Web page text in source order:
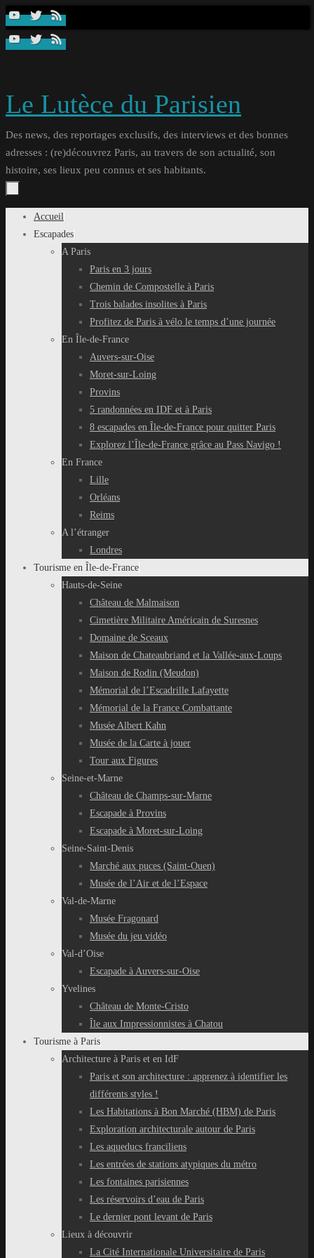
Passer
contenu
Le Lutèce du Parisien
Des news, des reportages exclusifs, des interviews et des bonnes
adresses : (re)découvrez Paris, au travers de son actualité, son
histoire, ses lieux peu connus et ses habitants.
Passer
Accueil
Escapades
A Paris
Paris en 3 jours
Chemin de Compostelle à Paris
Trois balades insolites à Paris
Profitez de Paris à vélo le temps d’une journée
En Île-de-France
Auvers-sur-Oise
Moret-sur-Loing
Provins
5 randonnées en IDF et à Paris
8 escapades en Île-de-France pour quitter Paris
Explorez l’Île-de-France grâce au Pass Navigo !
En France
Lille
Orléans
Reims
A l’étranger
Londres
Tourisme en Île-de-France
Hauts-de-Seine
Château de Malmaison
Cimetière Militaire Américain de Suresnes
Domaine de Sceaux
Maison de Chateaubriand et la Vallée-aux-Loups
Maison de Rodin (Meudon)
Mémorial de l’Escadrille Lafayette
Mémorial de la France Combattante
Musée Albert Kahn
Musée de la Carte à jouer
Tour aux Figures
Seine-et-Marne
Château de Champs-sur-Marne
Escapade à Provins
Escapade à Moret-sur-Loing
Seine-Saint-Denis
Marché aux puces (Saint-Ouen)
Musée de l’Air et de l’Espace
Val-de-Marne
Musée Fragonard
Musée du jeu vidéo
Val-d’Oise
Escapade à Auvers-sur-Oise
Yvelines
Château de Monte-Cristo
Île aux Impressionnistes à Chatou
Tourisme à Paris
Architecture à Paris et en IdF
Paris et son architecture : apprenez à identifier les
différents styles !
Les Habitations à Bon Marché (HBM) de Paris
Exploration architecturale autour de Paris
Les aqueducs franciliens
Les entrées de stations atypiques du métro
Les fontaines parisiennes
Les réservoirs d’eau de Paris
Le dernier pont levant de Paris
Lieux à découvrir
La Cité Internationale Universitaire de Paris